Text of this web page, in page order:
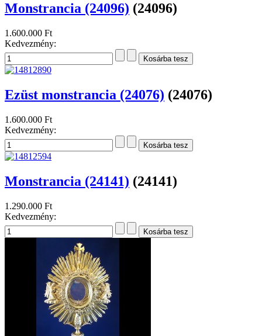
Monstrancia (24096) (24096)
1.600.000 Ft
Kedvezmény:
Ezüst monstrancia (24076) (24076)
1.600.000 Ft
Kedvezmény:
Monstrancia (24141) (24141)
1.290.000 Ft
Kedvezmény: